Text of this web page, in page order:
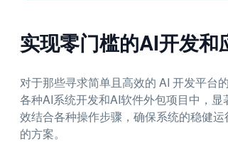
实现零门槛的AI开发和
对于那些寻求简单且高效的 AI 开发平台
各种AI系统开发和AI软件外包项目中，
效结合各种操作步骤，确保系统的稳健
的方案。